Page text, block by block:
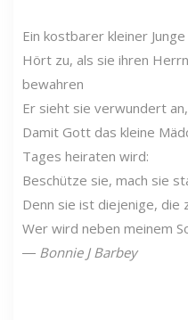
Ein kostbarer kleiner
Hört zu, als sie ihren
bewahren
Er sieht sie verwundert
Damit Gott das kleine
Tages heiraten wird:
Beschütze sie, mach sie
Denn sie ist diejenige, die
Wer wird neben meinem
― Bonnie J Barbey